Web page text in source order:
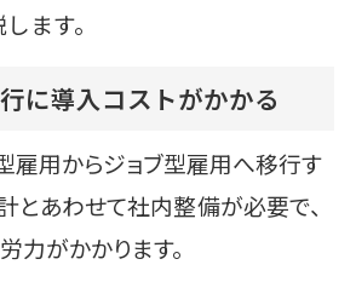
ます。
に導入コストがかかる
雇用からジョブ型雇用へ移行す
とあわせて社内整備が必要で、
力がかかります。